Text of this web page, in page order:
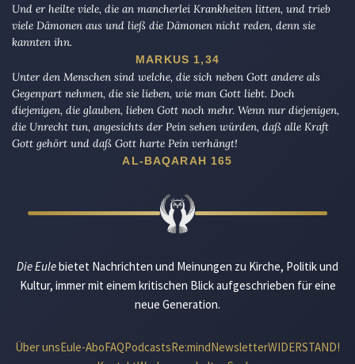
Und er heilte viele, die an mancherlei Krankheiten litten, und trieb
viele Dämonen aus und ließ die Dämonen nicht reden, denn sie
kannten ihn.
MARKUS 1,34
Unter den Menschen sind welche, die sich neben Gott andere als
Gegenpart nehmen, die sie lieben, wie man Gott liebt. Doch
diejenigen, die glauben, lieben Gott noch mehr. Wenn nur diejenigen,
die Unrecht tun, angesichts der Pein sehen würden, daß alle Kraft
Gott gehört und daß Gott harte Pein verhängt!
AL-BAQARAH 165
Die Eulebietet Nachrichten und Meinungen zu Kirche, Politik und
Kultur, immer mit einem kritischen Blick aufgeschrieben für eine
neue Generation.
Über unsEule-AboFAQPodcastsRe:mindNewsletterWIDERSTAND!